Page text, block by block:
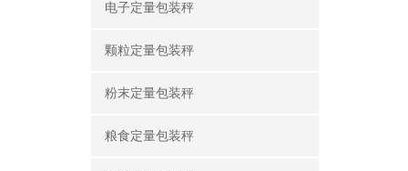
电子定量包装秤
颗粒定量包装秤
粉末定量包装秤
粮食定量包装秤